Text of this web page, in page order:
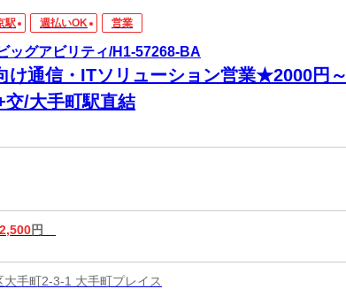
駅 週払いOK 営業
ッグアビリティ/H1-57268-BA
け通信・ITソリューション営業★2000円～
交/大手町駅直結
2,500円
大手町2-3-1 大手町プレイス